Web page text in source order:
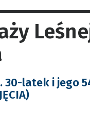
30-latek i jego